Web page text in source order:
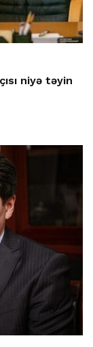
niyə təyin